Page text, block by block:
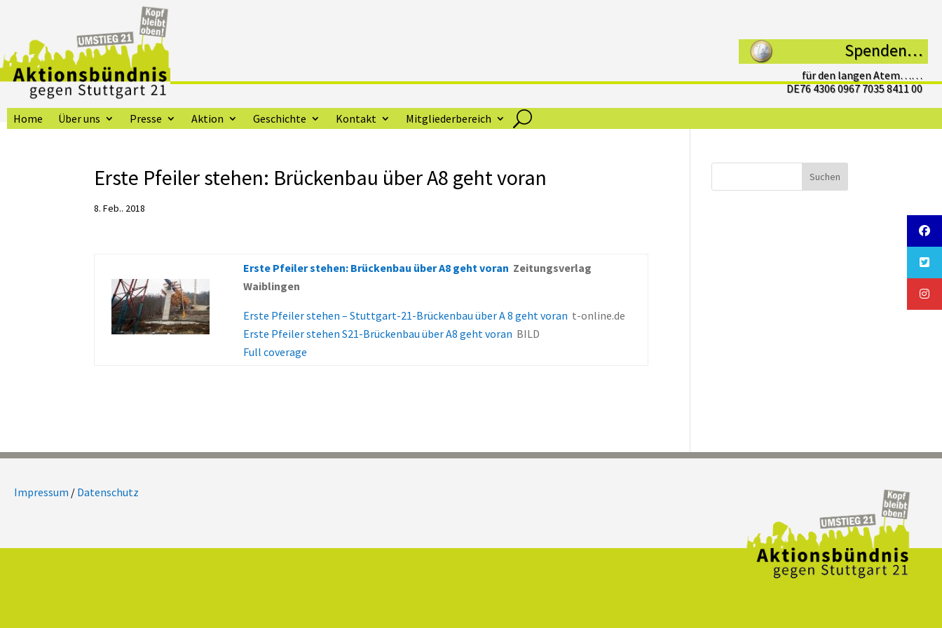
Spenden…
für den langen Atem……
DE76 4306 0967 7035 8411 00
Home Über uns Presse Aktion Geschichte Kontakt Mitgliederbereich
Erste Pfeiler stehen: Brückenbau über A8 geht voran
8. Feb.. 2018
Erste Pfeiler stehen: Brückenbau über A8 geht voran Zeitungsverlag
Waiblingen
Erste Pfeiler stehen – Stuttgart-21-Brückenbau über A 8 geht voran t-online.de
Erste Pfeiler stehen S21-Brückenbau über A8 geht voran BILD
Full coverage
Suchen
Impressum / Datenschutz